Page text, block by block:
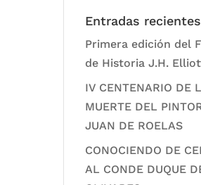
Entradas recientes
Primera edición del
de Historia J.H.
IV CENTENARIO DE
MUERTE DEL
JUAN DE ROELAS
CONOCIENDO DE
AL CONDE DUQUE